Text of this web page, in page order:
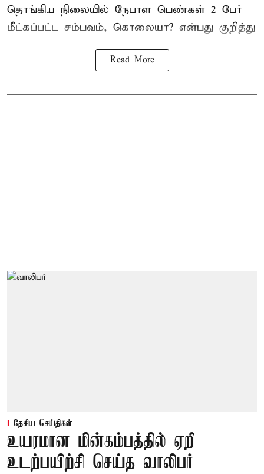
தொங்கிய நிலையில் நேபாள பெண்கள் 2 பேர்
மீட்கப்பட்ட சம்பவம், கொலையா? என்பது குறித்து
Read More
தேசிய செய்திகள்
உயரமான மின்கம்பத்தில் ஏறி
உடற்பயிற்சி செய்த வாலிபர்